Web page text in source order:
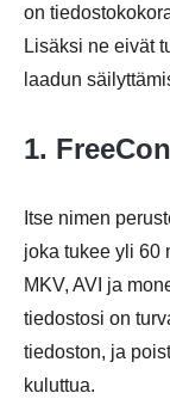
on
Lisäksi ne eivät
laadun
1.
Itse nimen
joka tukee yli 60
MKV, AVI ja
tiedostosi on
tiedoston, ja
kuluttua.